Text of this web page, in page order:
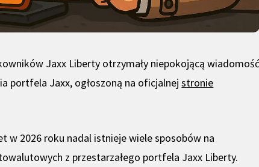
Jaxx Liberty otrzymały niepokojącą wiadomość
portfela Jaxx, ogłoszoną na oficjalnejstronie
w 2026 roku nadal istnieje wiele sposobów na
z przestarzałego portfela Jaxx Liberty.